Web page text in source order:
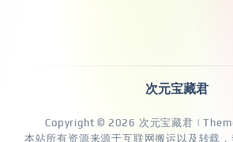
次元宝藏君
Copyright © 2026 次元宝藏君 |
本站所有资源来源于互联网搬运以及转载，